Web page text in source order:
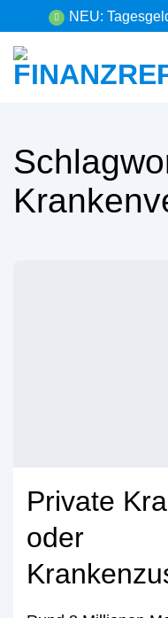
Inhalt
springen
NEU:
Private
oder